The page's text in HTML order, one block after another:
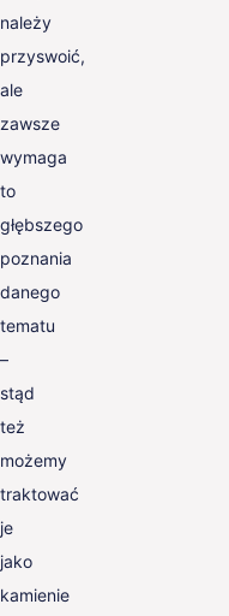
należy
przyswoić,
ale
zawsze
wymaga
to
głębszego
poznania
danego
tematu
–
stąd
też
możemy
traktować
je
jako
kamienie